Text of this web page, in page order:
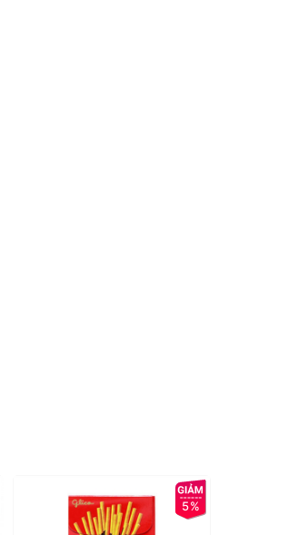
5%